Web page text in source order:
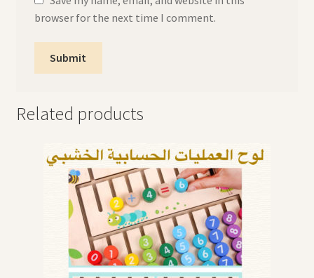
browser for the next time I comment.
Related products